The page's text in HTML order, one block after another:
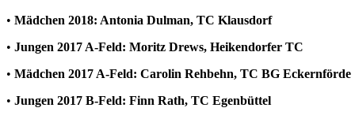
• Mädchen 2018: Antonia Dulman, TC Klausdorf
• Jungen 2017 A-Feld: Moritz Drews, Heikendorfer TC
• Mädchen 2017 A-Feld: Carolin Rehbehn, TC BG Eckernförde
• Jungen 2017 B-Feld: Finn Rath, TC Egenbüttel